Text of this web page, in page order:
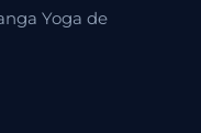
Yoga de